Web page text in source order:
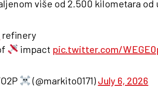
više od 2.500 kilometara od
refinery
impact pic.twitter.com/
(@markito0171)July 6, 2026